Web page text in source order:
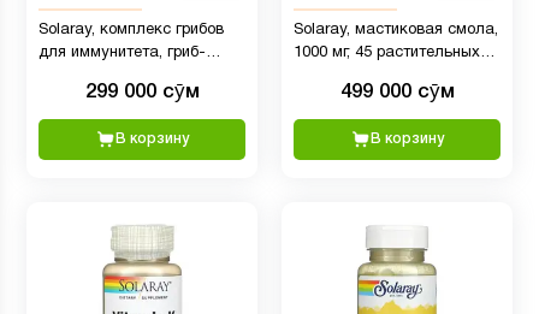
Solaray, комплекс грибов
для иммунитета, гриб-
), 100 растительных капсул
VegCaps
299 000 сӯм
В корзину
Solaray, мастиковая смола,
1000 мг, 45 растительных
499 000 сӯм
В корзину